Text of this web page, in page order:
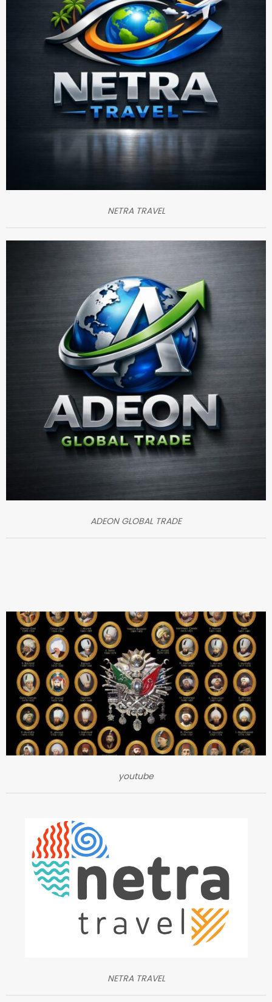
NETRA TRAVEL
ADEON GLOBAL TRADE
youtube
NETRA TRAVEL